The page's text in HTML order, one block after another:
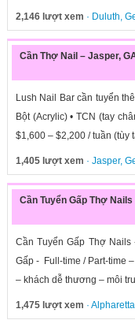
2,146 lượt xem · Duluth,
Cần Thợ Nail – Jasper,
Lush Nail Bar cần tuyển
Bột (Acrylic) • TCN (tay
$1,600 – $2,200 / tuần (tùy
1,405 lượt xem · Jasper,
Cần Tuyển Gấp Thợ
Cần Tuyển Gấp Thợ Nails
Gấp - Full-time / Part-time
– khách dễ thương – môi
1,475 lượt xem · Alpharetta